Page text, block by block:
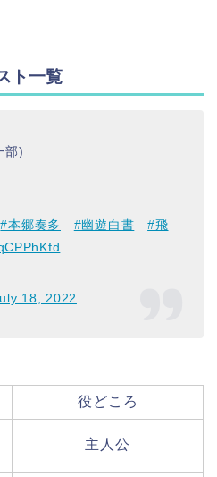
ト一覧
部)
#本郷奏多 #幽遊白書
#飛
18, 2022
役どころ
主人公